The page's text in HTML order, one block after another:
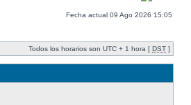
Fecha actual 09 Ago 2026 15:05
Todos los horarios son UTC + 1 hora [ DST ]